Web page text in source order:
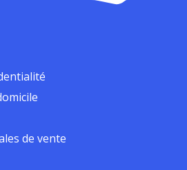
de vente